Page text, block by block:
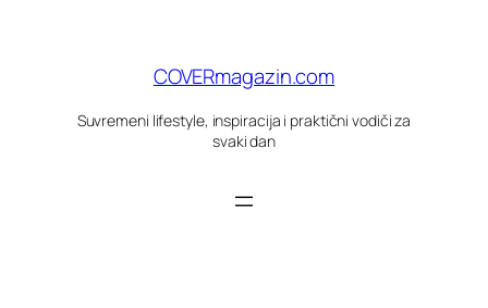
COVERmagazin.com
Suvremeni lifestyle, inspiracija i praktični vodiči za
svaki dan